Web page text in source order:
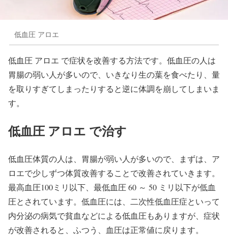
低血圧 アロエ
低血圧 アロエ で症状を改善する方法です。低血圧の人は
胃腸の弱い人が多いので、いきなり生の葉を食べたり、量
を取りすぎてしまったりすると逆に体調を崩してしまいま
す。
低血圧 アロエ で治す
低血圧体質の人は、胃腸が弱い人が多いので、まずは、ア
ロエで少しずつ体質改善することで改善されていきます。
最高血圧100ミリ以下、最低血圧 60 ～ 50 ミリ以下が低血
圧とされています。低血圧には、二次性低血圧症といって
内分泌の病気で貧血などによる低血圧もありますが、症状
が改善されると、ふつう、血圧は正常値に戻ります。